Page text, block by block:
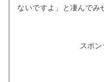
ないですよ」と凄んでみ
スポ